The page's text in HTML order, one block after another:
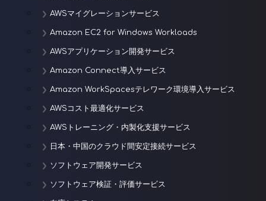
AWSマイグレーションサービス
Amazon EC2 for Windows Workloads
AWSアプリケーション開発サービス
Amazon Connect導入サービス
Amazon WorkSpacesテレワーク環境導入サービス
AWSコスト最適化サービス
AWSトレーニング・内製化支援サービス
日本・中国のクラウド間安定接続サービス
ソフトウェア開発サービス
ソフトウェア検証・評価サービス